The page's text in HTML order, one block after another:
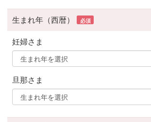
生まれ年（西暦） 必須
妊婦さま
旦那さま